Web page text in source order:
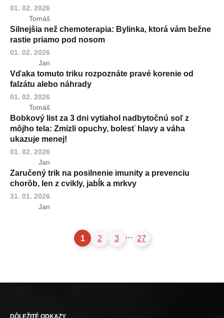
01. 02. 2026
Tomáš
Silnejšia než chemoterapia: Bylinka, ktorá vám bežne
rastie priamo pod nosom
01. 02. 2026
Jan
Vďaka tomuto triku rozpoznáte pravé korenie od
falzátu alebo náhrady
01. 02. 2026
Tomáš
Bobkový list za 3 dni vytiahol nadbytočnú soľ z
môjho tela: Zmizli opuchy, bolesť hlavy a váha
ukazuje menej!
01. 02. 2026
Jan
Zaručený trik na posilnenie imunity a prevenciu
chorôb, len z cvikly, jabĺk a mrkvy
31. 01. 2026
Jan
1 2 3 … 27
DÔLEŽITÉ ODKAZY